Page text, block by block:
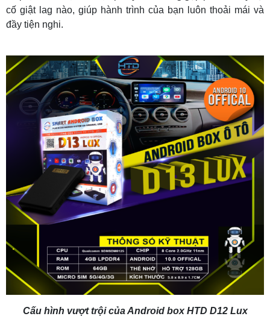
cố giật lag nào, giúp hành trình của bạn luôn thoải mái và
đầy tiện nghi.
Cấu hình vượt trội của Android box HTD D12 Lux